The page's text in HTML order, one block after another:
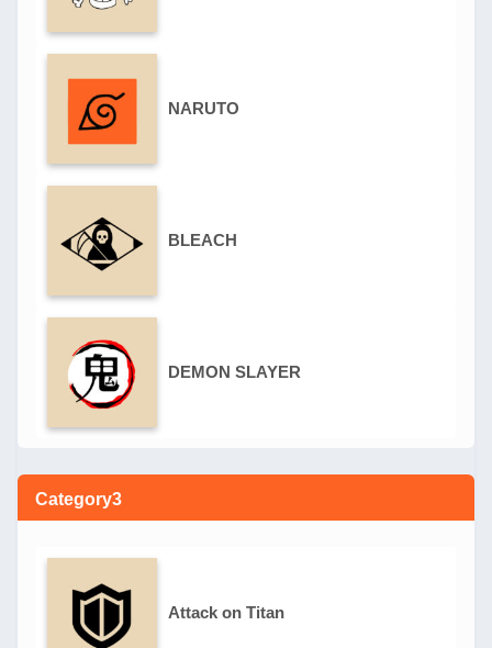
NARUTO
BLEACH
DEMON SLAYER
Category3
Attack on Titan